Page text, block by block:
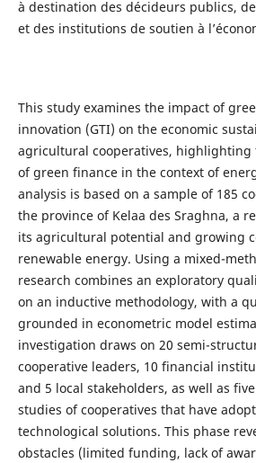
à destination des décideurs publics,
et des institutions de soutien à
This study examines the impact of
innovation (GTI) on the economic
agricultural cooperatives,
of green finance in the context of
analysis is based on a sample of 185
the province of Kelaa des Sraghna, a
its agricultural potential and growing
renewable energy. Using a mixed-
research combines an exploratory
on an inductive methodology, with a
grounded in econometric model
investigation draws on 20 semi-
cooperative leaders, 10 financial
and 5 local stakeholders, as well as
studies of cooperatives that have
technological solutions. This phase
obstacles (limited funding, lack of